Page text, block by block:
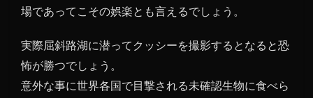
場であってこその娯楽とも言えるでしょう。
実際屈斜路湖に潜ってクッシーを撮影するとなると恐
怖が勝つでしょう。
意外な事に世界各国で目撃される未確認生物に食べら